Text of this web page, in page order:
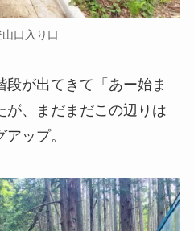
口入り口
が出てきて「あー始ま
が、まだまだこの辺りは
ップ。